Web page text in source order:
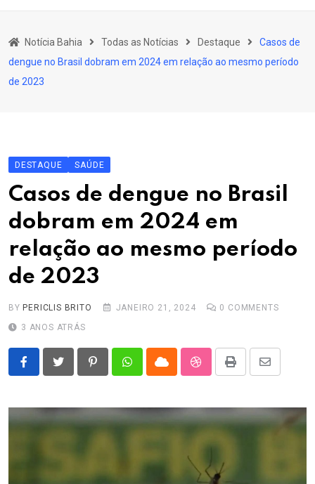
Educação
Política
Notícia Bahia Todas as Notícias Destaque
Casos de
dengue no Brasil dobram em 2024 em relação ao mesmo período
de 2023
DESTAQUE SAÚDE
Casos de dengue no Brasil
dobram em 2024 em
relação ao mesmo período
de 2023
BY PERICLIS BRITO JANEIRO 21, 2024 0 COMMENTS
3 ANOS ATRÁS
PinterestWhatsappCloud StumbleUpon
Print
Share
Email